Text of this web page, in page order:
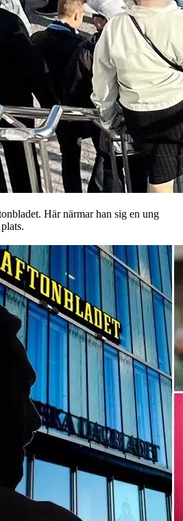
Här närmar han sig en ung